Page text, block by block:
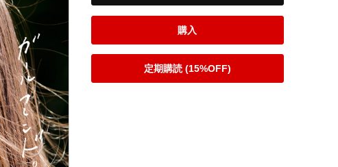
購入
定期購読 (15%OFF)